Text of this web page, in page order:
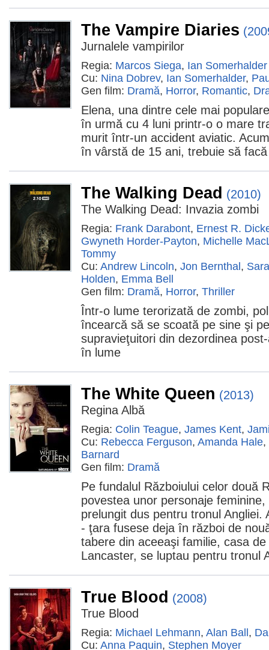
The Vampire Diaries
Jurnalele vampirilor
Regia: Marcos Siega, Ian Somerhalder
Cu: Nina Dobrev, Ian Somerhalder,
Gen film: Dramă, Horror, Romantic,
Elena, una dintre cele mai
în urmă cu 4 luni printr-o o mare
murit într-un accident aviatic.
în vârstă de 15 ani, trebuie să
The Walking Dead (2010)
The Walking Dead: Invazia zombi
Regia: Frank Darabont, Ernest R.
Gwyneth Horder-Payton, Michelle
Tommy
Cu: Andrew Lincoln, Jon Bernthal ,
Holden, Emma Bell
Gen film: Dramă, Horror, Thriller
Într-o lume terorizată de zombi,
încearcă să se scoată pe sine şi
supravieţuitori din dezordinea
în lume
The White Queen (2013)
Regina Albă
Regia: Colin Teague, James Kent,
Cu: Rebecca Ferguson, Amanda Hale,
Barnard
Gen film: Dramă
Pe fundalul Războiului celor două
povestea unor personaje
prelungit dus pentru tronul
- ţara fusese deja în război de
tabere din aceeaşi familie, casa
Lancaster, se luptau pentru tronul
True Blood (2008)
True Blood
Regia: Michael Lehmann, Alan Ball ,
Cu: Anna Paquin, Stephen Moyer